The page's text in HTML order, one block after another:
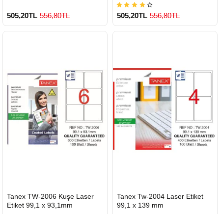
900 TL Üzeri Kargo Ücretsiz
505,20TL 556,80TL
900 TL Üzeri Kargo Ücretsiz
505,20TL 556,80TL
GÖNDERİ
Tanex TW-2006 Kuşe Laser
Etiket 99,1 x 93,1mm
GÖNDERİ
Tanex Tw-2004 Laser Etiket
99,1 x 139 mm